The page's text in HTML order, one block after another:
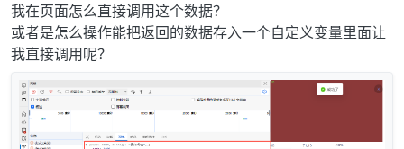
我在页面怎么直接调用这个数据？
或者是怎么操作能把返回的数据存入一个自定义变量里面让
我直接调用呢？